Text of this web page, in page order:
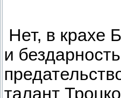
Нет, в крахе
и
талант